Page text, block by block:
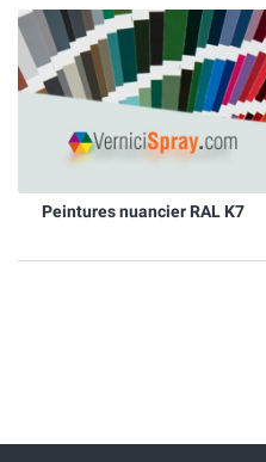
Peintures nuancier RAL K7